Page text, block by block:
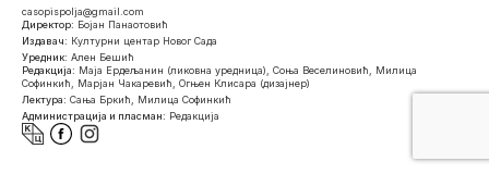
casopispolja@gmail.com
Директор: Бојан Панаотовић
Издавач: Културни центар Новог Сада
Уредник: Ален Бешић
Редакција: Маја Ердељанин (ликовна уредница), Соња Веселиновић, Милица
Софинкић, Марјан Чакаревић, Огњен Клисара (дизајнер)
Лектура: Сања Бркић, Милица Софинкић
Администрација и пласман: Редакција